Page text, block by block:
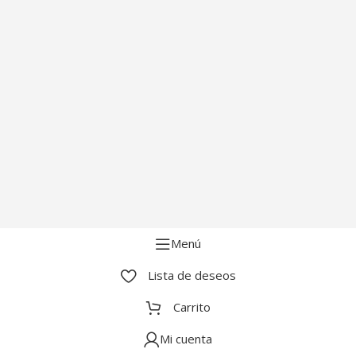
Menú
Lista de deseos
Carrito
Mi cuenta